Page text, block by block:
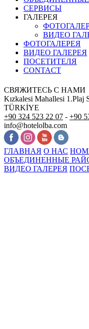
СЕРВИСЫ
ГАЛЕРЕЯ
ВИДЕО
ФОТОГАЛЕРЕЯ
ВИДЕО ГАЛЕРЕЯ
ПОСЕТИТЕЛЯ
CONTACT
СВЯЖИТЕСЬ С НАМИ
Kızkalesi Mahallesi 1.Plaj
TÜRKİYE
+90 324 523 22 07 - +90
info@hotelolba.com
ГЛАВНАЯ О НАС
ОБЪЕДИНЕННЫЕ
ВИДЕО ГАЛЕРЕЯ